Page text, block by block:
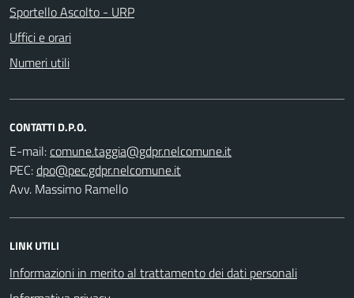
Sportello Ascolto - URP
Uffici e orari
Numeri utili
CONTATTI D.P.O.
E-mail:
PEC:
Avv. Massimo Ramello
LINK UTILI
Informazioni in merito al trattamento dei dati personali